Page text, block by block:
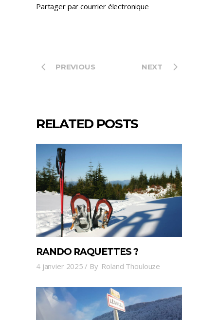
Partager par courrier électronique
PREVIOUS NEXT
RELATED POSTS
RANDO RAQUETTES ?
4 janvier 2025 By Roland Thoulouze